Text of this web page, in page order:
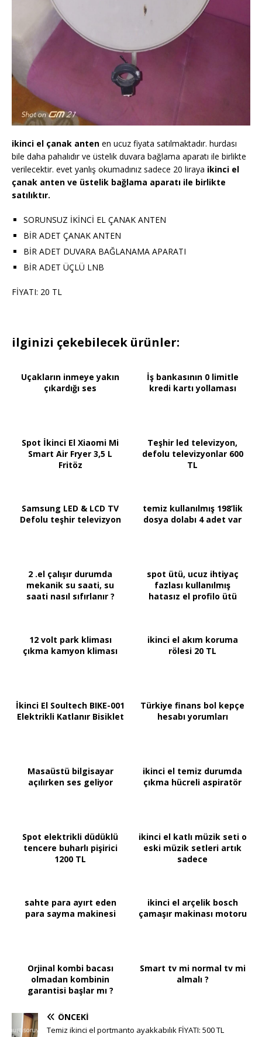
ikinci el çanak anten en ucuz fiyata satılmaktadır. hurdası
bile daha pahalıdır ve üstelik duvara bağlama aparatı ile birlikte
verilecektir. evet yanlış okumadınız sadece 20 liraya ikinci el
çanak anten ve üstelik bağlama aparatı ile birlikte
satılıktır.
SORUNSUZ İKİNCİ EL ÇANAK ANTEN
BİR ADET ÇANAK ANTEN
BİR ADET DUVARA BAĞLANAMA APARATI
BİR ADET ÜÇLÜ LNB
FİYATI: 20 TL
ilginizi çekebilecek ürünler:
Uçakların inmeye yakın
çıkardığı ses
İş bankasının 0 limitle
kredi kartı yollaması
Spot İkinci El Xiaomi Mi
Smart Air Fryer 3,5 L
Fritöz
Teşhir led televizyon,
defolu televizyonlar 600
TL
Samsung LED & LCD TV
Defolu teşhir televizyon
temiz kullanılmış 198’lik
dosya dolabı 4 adet var
2 .el çalışır durumda
mekanik su saati, su
saati nasıl sıfırlanır ?
spot ütü, ucuz ihtiyaç
fazlası kullanılmış
hatasız el profilo ütü
12 volt park kliması
çıkma kamyon kliması
ikinci el akım koruma
rölesi 20 TL
İkinci El Soultech BIKE-001
Elektrikli Katlanır Bisiklet
Türkiye finans bol kepçe
hesabı yorumları
Masaüstü bilgisayar
açılırken ses geliyor
ikinci el temiz durumda
çıkma hücreli aspiratör
Spot elektrikli düdüklü
tencere buharlı pişirici
1200 TL
ikinci el katlı müzik seti o
eski müzik setleri artık
sadece
sahte para ayırt eden
para sayma makinesi
ikinci el arçelik bosch
çamaşır makinası motoru
Orjinal kombi bacası
olmadan kombinin
garantisi başlar mı ?
Smart tv mi normal tv mi
almalı ?
ÖNCEKI
Temiz ikinci el portmanto ayakkabılık FİYATI: 500 TL